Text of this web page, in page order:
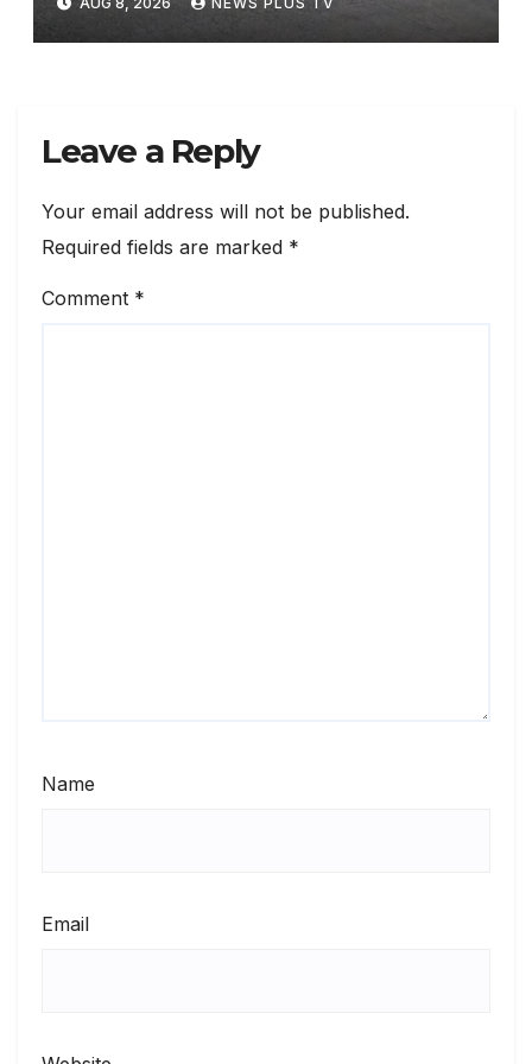
7, 2026 at 5:17 pm
Leave a Reply
Your email address will not be published.
Required fields are marked *
Comment *
Name
Email